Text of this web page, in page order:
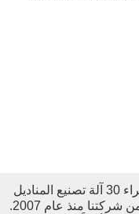
هذا هو أول عميل أجنبي لنا. لقد قام بشراء 30 آلة تصنيع المناديل
المبللة و 25 آلة تصنيع المناديل الجافة من شركتنا منذ عام 2007.